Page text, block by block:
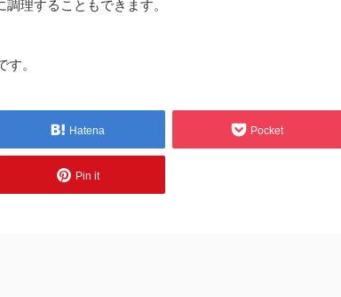
理することもできます。
。
Hatena Pocket
Pin it